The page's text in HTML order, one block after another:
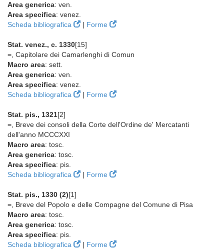
Area generica: ven.
Area specifica: venez.
Scheda bibliografica
| Forme
Stat. venez., c. 1330[15]
=, Capitolare dei Camarlenghi di Comun
Macro area: sett.
Area generica: ven.
Area specifica: venez.
Scheda bibliografica
| Forme
Stat. pis., 1321[2]
=, Breve dei consoli della Corte dell'Ordine de' Mercatanti
dell'anno MCCCXXI
Macro area: tosc.
Area generica: tosc.
Area specifica: pis.
Scheda bibliografica
| Forme
Stat. pis., 1330 (2)[1]
=, Breve del Popolo e delle Compagne del Comune di Pisa
Macro area: tosc.
Area generica: tosc.
Area specifica: pis.
Scheda bibliografica
| Forme